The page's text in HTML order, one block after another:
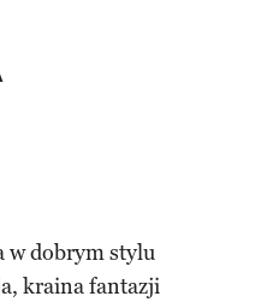
w dobrym stylu
kraina fantazji